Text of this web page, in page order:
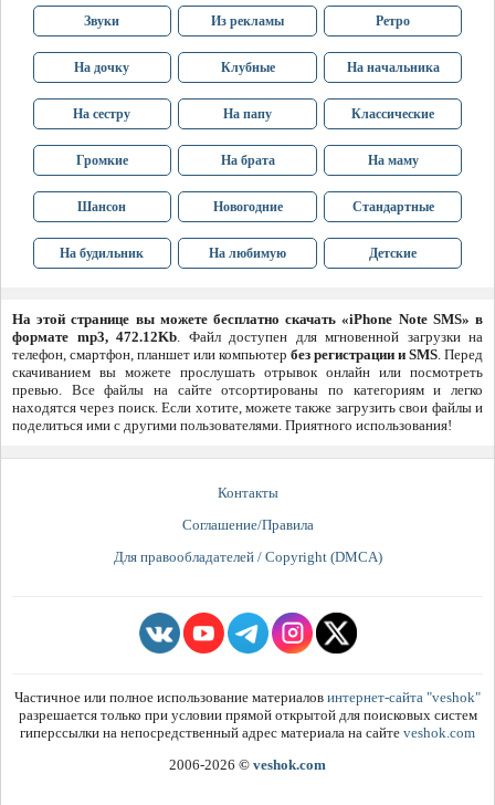
Звуки Из рекламы Ретро
На дочку Клубные На начальника
На сестру На папу Классические
Громкие На брата На маму
Шансон Новогодние Стандартные
На будильник На любимую Детские
На этой странице вы можете бесплатно скачать «iPhone Note SMS» в
формате mp3, 472.12Kb. Файл доступен для мгновенной загрузки на
телефон, смартфон, планшет или компьютер без регистрации и SMS. Перед
скачиванием вы можете прослушать отрывок онлайн или посмотреть
превью. Все файлы на сайте отсортированы по категориям и легко
находятся через поиск. Если хотите, можете также загрузить свои файлы и
поделиться ими с другими пользователями. Приятного использования!
Контакты
Соглашение/Правила
Для правообладателей / Copyright (DMCA)
Частичное или полное использование материалов интернет-сайта "veshok"
разрешается только при условии прямой открытой для поисковых систем
гиперссылки на непосредственный адрес материала на сайте veshok.com
2006-2026 © veshok.com